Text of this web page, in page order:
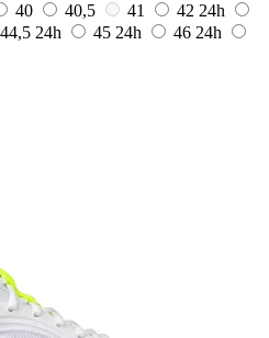
40 40,5 41 42 24h
44,5 24h 45 24h 46 24h